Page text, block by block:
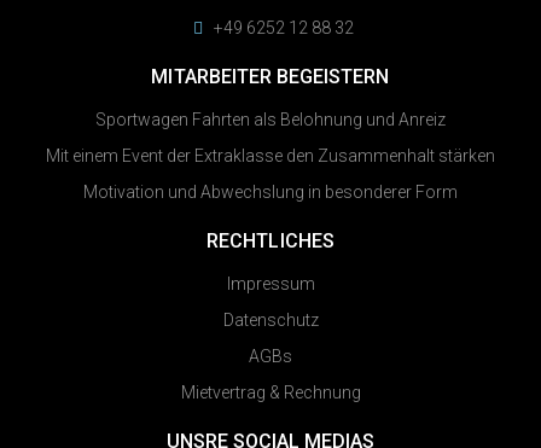
+49 6252 12 88 32
MITARBEITER BEGEISTERN
Sportwagen Fahrten als Belohnung und Anreiz
Mit einem Event der Extraklasse den Zusammenhalt stärken
Motivation und Abwechslung in besonderer Form
RECHTLICHES
Impressum
Datenschutz
AGBs
Mietvertrag & Rechnung
UNSRE SOCIAL MEDIAS